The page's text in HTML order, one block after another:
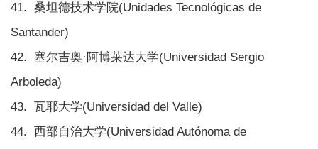
41. 桑坦德技术学院(Unidades Tecnológicas de
Santander)
42. 塞尔吉奥·阿博莱达大学(Universidad Sergio
Arboleda)
43. 瓦耶大学(Universidad del Valle)
44. 西部自治大学(Universidad Autónoma de